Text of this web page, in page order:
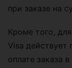
при заказе на
Кроме того,
Visa действует
оплате заказа